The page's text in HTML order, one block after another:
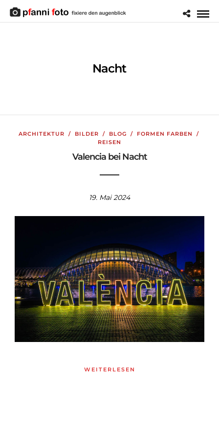
Nacht
ARCHITEKTUR / BILDER / BLOG / FORMEN FARBEN
/
REISEN
Valencia bei Nacht
19. Mai 2024
WEITERLESEN